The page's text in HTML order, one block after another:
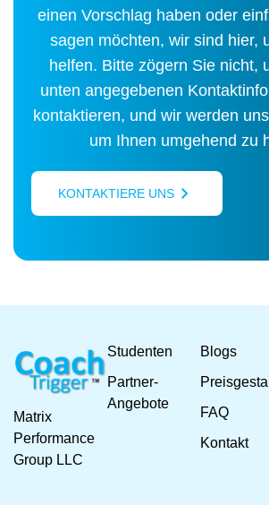
einen Vorschlag haben oder
sagen möchten, wir sind hier,
helfen. Bitte zögern Sie nicht,
unten angegebenen
kontaktieren, und wir werden
um Ihnen umgehend zu
KONTAKTIERE UNS
Matrix
Performance
Group LLC
Studenten
Partner-
Angebote
Blogs
FAQ
Kontakt